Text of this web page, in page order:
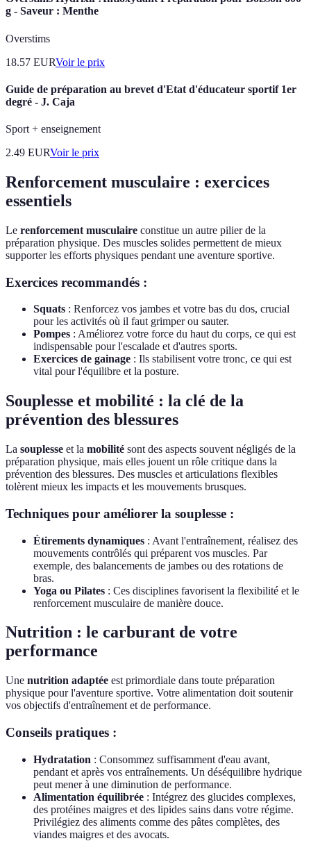
g - Saveur : Menthe
Overstims
18.57 EURVoir le prix
Guide de préparation au brevet d'Etat d'éducateur sportif 1er
degré - J. Caja
Sport + enseignement
2.49 EURVoir le prix
Renforcement musculaire : exercices
essentiels
Le renforcement musculaire constitue un autre pilier de la
préparation physique. Des muscles solides permettent de mieux
supporter les efforts physiques pendant une aventure sportive.
Exercices recommandés :
Squats : Renforcez vos jambes et votre bas du dos, crucial
pour les activités où il faut grimper ou sauter.
Pompes : Améliorez votre force du haut du corps, ce qui est
indispensable pour l'escalade et d'autres sports.
Exercices de gainage : Ils stabilisent votre tronc, ce qui est
vital pour l'équilibre et la posture.
Souplesse et mobilité : la clé de la
prévention des blessures
La souplesse et la mobilité sont des aspects souvent négligés de la
préparation physique, mais elles jouent un rôle critique dans la
prévention des blessures. Des muscles et articulations flexibles
tolèrent mieux les impacts et les mouvements brusques.
Techniques pour améliorer la souplesse :
Étirements dynamiques : Avant l'entraînement, réalisez des
mouvements contrôlés qui préparent vos muscles. Par
exemple, des balancements de jambes ou des rotations de
bras.
Yoga ou Pilates : Ces disciplines favorisent la flexibilité et le
renforcement musculaire de manière douce.
Nutrition : le carburant de votre
performance
Une nutrition adaptée est primordiale dans toute préparation
physique pour l'aventure sportive. Votre alimentation doit soutenir
vos objectifs d'entraînement et de performance.
Conseils pratiques :
Hydratation : Consommez suffisamment d'eau avant,
pendant et après vos entraînements. Un déséquilibre hydrique
peut mener à une diminution de performance.
Alimentation équilibrée : Intégrez des glucides complexes,
des protéines maigres et des lipides sains dans votre régime.
Privilégiez des aliments comme des pâtes complètes, des
viandes maigres et des avocats.